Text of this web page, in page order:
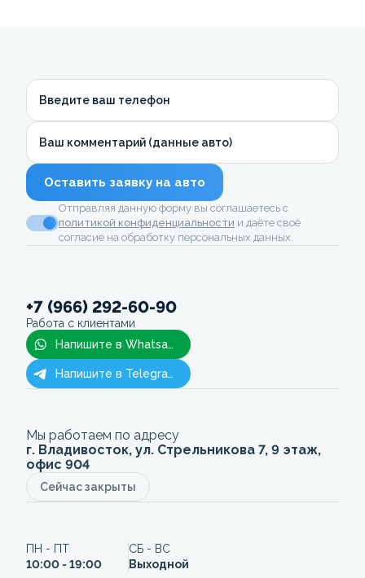
Введите ваш телефон
Ваш комментарий (данные авто)
Оставить заявку на авто
Отправляя данную форму вы соглашаетесь с
политикой конфиденциальности и даёте своё
согласие на обработку персональных данных.
+7 (966) 292-60-90
Работа с клиентами
Напишите в Whatsapp
Напишите в Telegram
Мы работаем по адресу
г. Владивосток, ул. Стрельникова 7, 9 этаж,
офис 904
Сейчас закрыты
ПН - ПТ
10:00 - 19:00
СБ - ВС
Выходной